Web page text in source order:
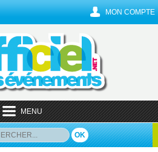
MON COMPTE
MENU
OK